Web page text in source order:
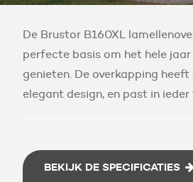
De Brustor B160XL
perfecte basis om het hele
genieten. De overkapping heeft
elegant design, en past in ieder
BEKIJK DE SPECIFICATIES